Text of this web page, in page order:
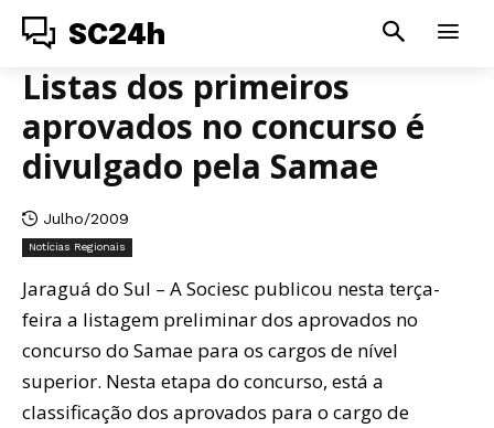
SC24h
Listas dos primeiros
aprovados no concurso é
divulgado pela Samae
Julho/2009
Notícias Regionais
Jaraguá do Sul – A Sociesc publicou nesta terça-
feira a listagem preliminar dos aprovados no
concurso do Samae para os cargos de nível
superior. Nesta etapa do concurso, está a
classificação dos aprovados para o cargo de